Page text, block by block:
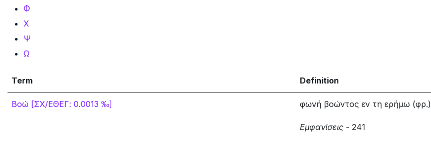
Φ
Χ
Ψ
Ω
Term Definition
Βοώ [ΣΧ/ΕΘΕΓ: 0.0013 ‰] φωνή βοώντος εν τη ερήμω (φρ.)
Εμφανίσεις - 241